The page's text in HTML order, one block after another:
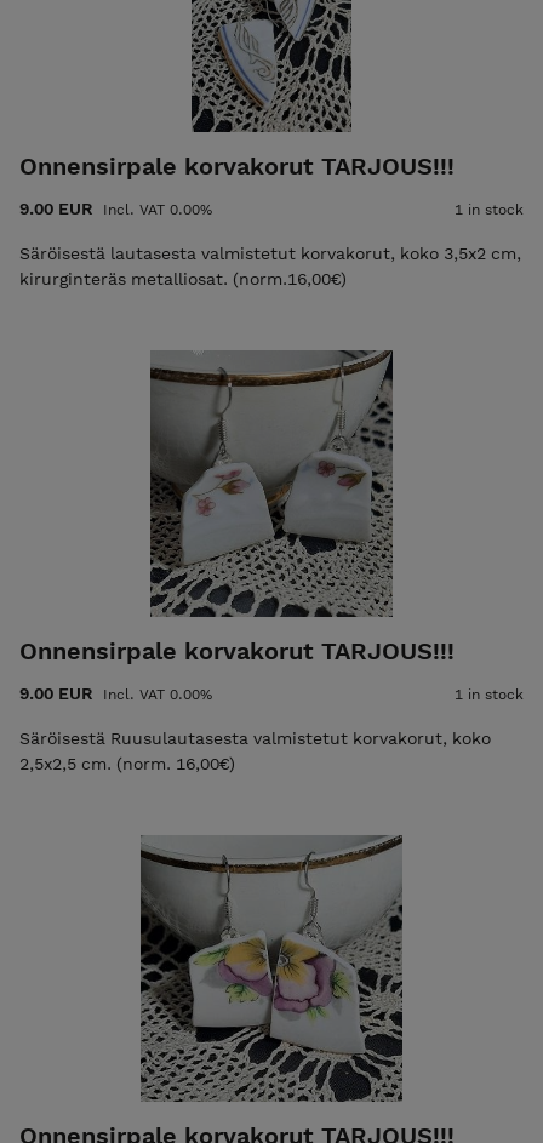
Onnensirpale korvakorut TARJOUS!!!
9.00 EUR Incl. VAT 0.00% 1 in stock
Säröisestä lautasesta valmistetut korvakorut, koko 3,5x2 cm,
kirurginteräs metalliosat. (norm.16,00€)
Onnensirpale korvakorut TARJOUS!!!
9.00 EUR Incl. VAT 0.00% 1 in stock
Säröisestä Ruusulautasesta valmistetut korvakorut, koko
2,5x2,5 cm. (norm. 16,00€)
Onnensirpale korvakorut TARJOUS!!!